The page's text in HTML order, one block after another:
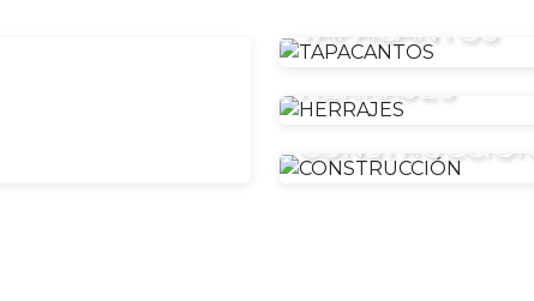
TAPACANTOS
HERRAJES